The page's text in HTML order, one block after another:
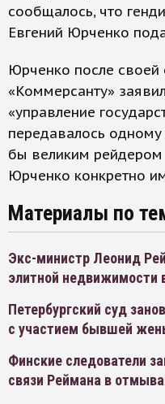
сообщалось, что
Евгений Юрченко
Юрченко после своей
«Коммерсанту»
«управление
передавалось
бы великим рейдером
Юрченко конкретно
Материалы по
Экс-министр Леонид
элитной недвижимости
Петербургский суд
с участием бывшей
Финские следователи
связи Реймана в